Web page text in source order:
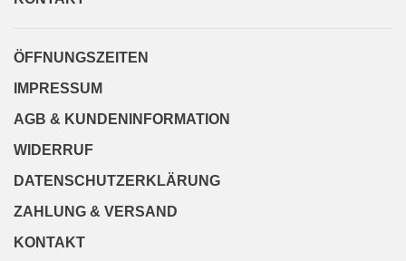
ÖFFNUNGSZEITEN
IMPRESSUM
AGB & KUNDENINFORMATION
WIDERRUF
DATENSCHUTZERKLÄRUNG
ZAHLUNG & VERSAND
KONTAKT